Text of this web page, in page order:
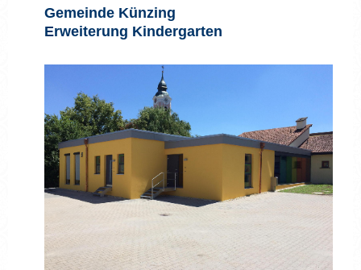
Gemeinde Künzing
Erweiterung Kindergarten